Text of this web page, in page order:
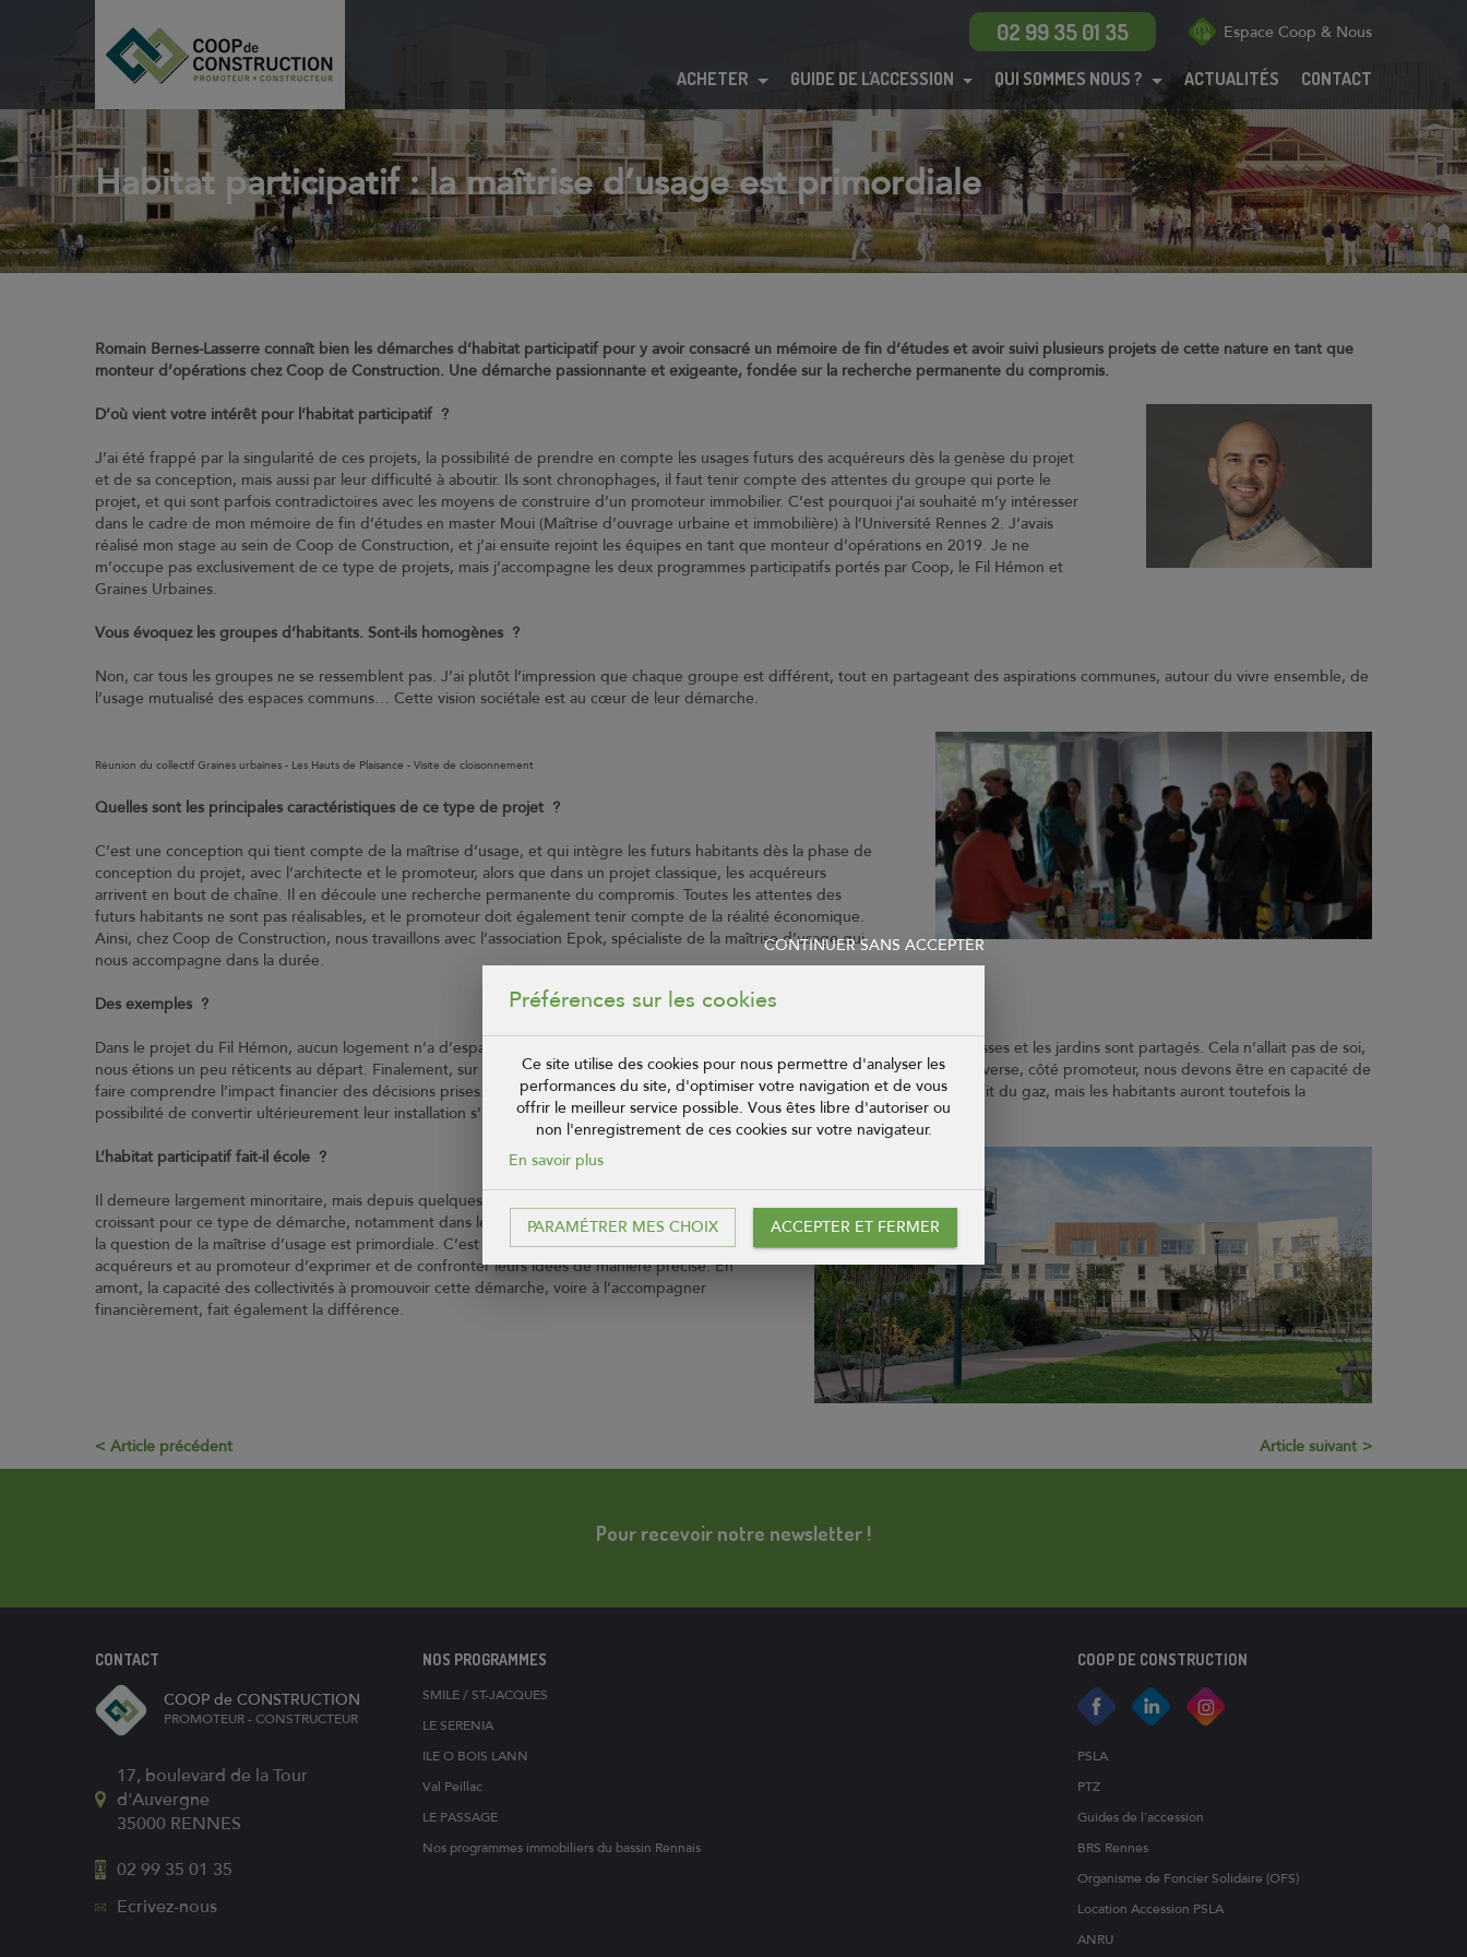
Espace Coop & Nous
02 99 35 01 35
ACHETER GUIDE DE L'ACCESSION QUI SOMMES NOUS ? ACTUALITÉS CONTACT
Habitat participatif : la maîtrise d’usage est primordiale
Romain Bernes-Lasserre connaît bien les démarches d’habitat participatif pour y avoir consacré un mémoire de fin d’études et avoir suivi plusieurs projets de cette nature en tant que
monteur d’opérations chez Coop de Construction. Une démarche passionnante et exigeante, fondée sur la recherche permanente du compromis.
D’où vient votre intérêt pour l’habitat participatif ?
J’ai été frappé par la singularité de ces projets, la possibilité de prendre en compte les usages futurs des acquéreurs dès la genèse du projet
et de sa conception, mais aussi par leur difficulté à aboutir. Ils sont chronophages, il faut tenir compte des attentes du groupe qui porte le
projet, et qui sont parfois contradictoires avec les moyens de construire d’un promoteur immobilier. C’est pourquoi j’ai souhaité m’y intéresser
dans le cadre de mon mémoire de fin d’études en master Moui (Maîtrise d’ouvrage urbaine et immobilière) à l’Université Rennes 2. J’avais
réalisé mon stage au sein de Coop de Construction, et j’ai ensuite rejoint les équipes en tant que monteur d’opérations en 2019. Je ne
m’occupe pas exclusivement de ce type de projets, mais j’accompagne les deux programmes participatifs portés par Coop, le Fil Hémon et
Graines Urbaines.
Vous évoquez les groupes d’habitants. Sont-ils homogènes ?
Non, car tous les groupes ne se ressemblent pas. J’ai plutôt l’impression que chaque groupe est différent, tout en partageant des aspirations communes, autour du vivre ensemble, de
l’usage mutualisé des espaces communs… Cette vision sociétale est au cœur de leur démarche.
Réunion du collectif Graines urbaines - Les Hauts de Plaisance - Visite de cloisonnement
Quelles sont les principales caractéristiques de ce type de projet ?
C’est une conception qui tient compte de la maîtrise d’usage, et qui intègre les futurs habitants dès la phase de
conception du projet, avec l’architecte et le promoteur, alors que dans un projet classique, les acquéreurs
arrivent en bout de chaîne. Il en découle une recherche permanente du compromis. Toutes les attentes des
futurs habitants ne sont pas réalisables, et le promoteur doit également tenir compte de la réalité économique.
Ainsi, chez Coop de Construction, nous travaillons avec l’association Epok, spécialiste de la maîtrise d’usage qui
nous accompagne dans la durée.
Des exemples ?
Dans le projet du Fil Hémon, aucun logement n’a d’espaces extérieurs individualisés, à la demande du collectif : toutes les terrasses et les jardins sont partagés. Cela n’allait pas de soi,
nous étions un peu réticents au départ. Finalement, sur un plan esthétique et architectural, cela semble bien fonctionner ! À l’inverse, côté promoteur, nous devons être en capacité de
faire comprendre l’impact financier des décisions prises. Ainsi, le projet d’une chaufferie bois collective a été abandonné au profit du gaz, mais les habitants auront toutefois la
possibilité de convertir ultérieurement leur installation s’ils le souhaitent.
L’habitat participatif fait-il école ?
Il demeure largement minoritaire, mais depuis quelques années, nous notons un intérêt
croissant pour ce type de démarche, notamment dans le secteur du logement social. Toutefois,
la question de la maîtrise d’usage est primordiale. C’est elle qui va permettre aux futurs
acquéreurs et au promoteur d’exprimer et de confronter leurs idées de manière précise. En
amont, la capacité des collectivités à promouvoir cette démarche, voire à l’accompagner
financièrement, fait également la différence.
Article précédent Article suivant
Pour recevoir notre newsletter !
CONTACT
COOP de CONSTRUCTION
PROMOTEUR - CONSTRUCTEUR
17, boulevard de la Tour
d'Auvergne
35000 RENNES
02 99 35 01 35
Ecrivez-nous
NOS PROGRAMMES
SMILE / ST-JACQUES
LE SERENIA
ILE O BOIS LANN
Val Peillac
LE PASSAGE
Nos programmes immobiliers du bassin Rennais
COOP DE CONSTRUCTION
PSLA
PTZ
Guides de l'accession
BRS Rennes
Organisme de Foncier Solidaire (OFS)
Location Accession PSLA
ANRU
Menu
Appartements
BRS
PSLA
ANRU
Coop de
Actualités
Coop et Nous
Suivez-nous sur
Suivez-nous sur
CONTINUER SANS ACCEPTER
Préférences sur les cookies
Ce site utilise des cookies pour nous permettre d'analyser les
performances du site, d'optimiser votre navigation et de vous
offrir le meilleur service possible. Vous êtes libre d'autoriser ou
non l'enregistrement de ces cookies sur votre navigateur.
En savoir plus
PARAMÉTRER MES CHOIX ACCEPTER ET FERMER